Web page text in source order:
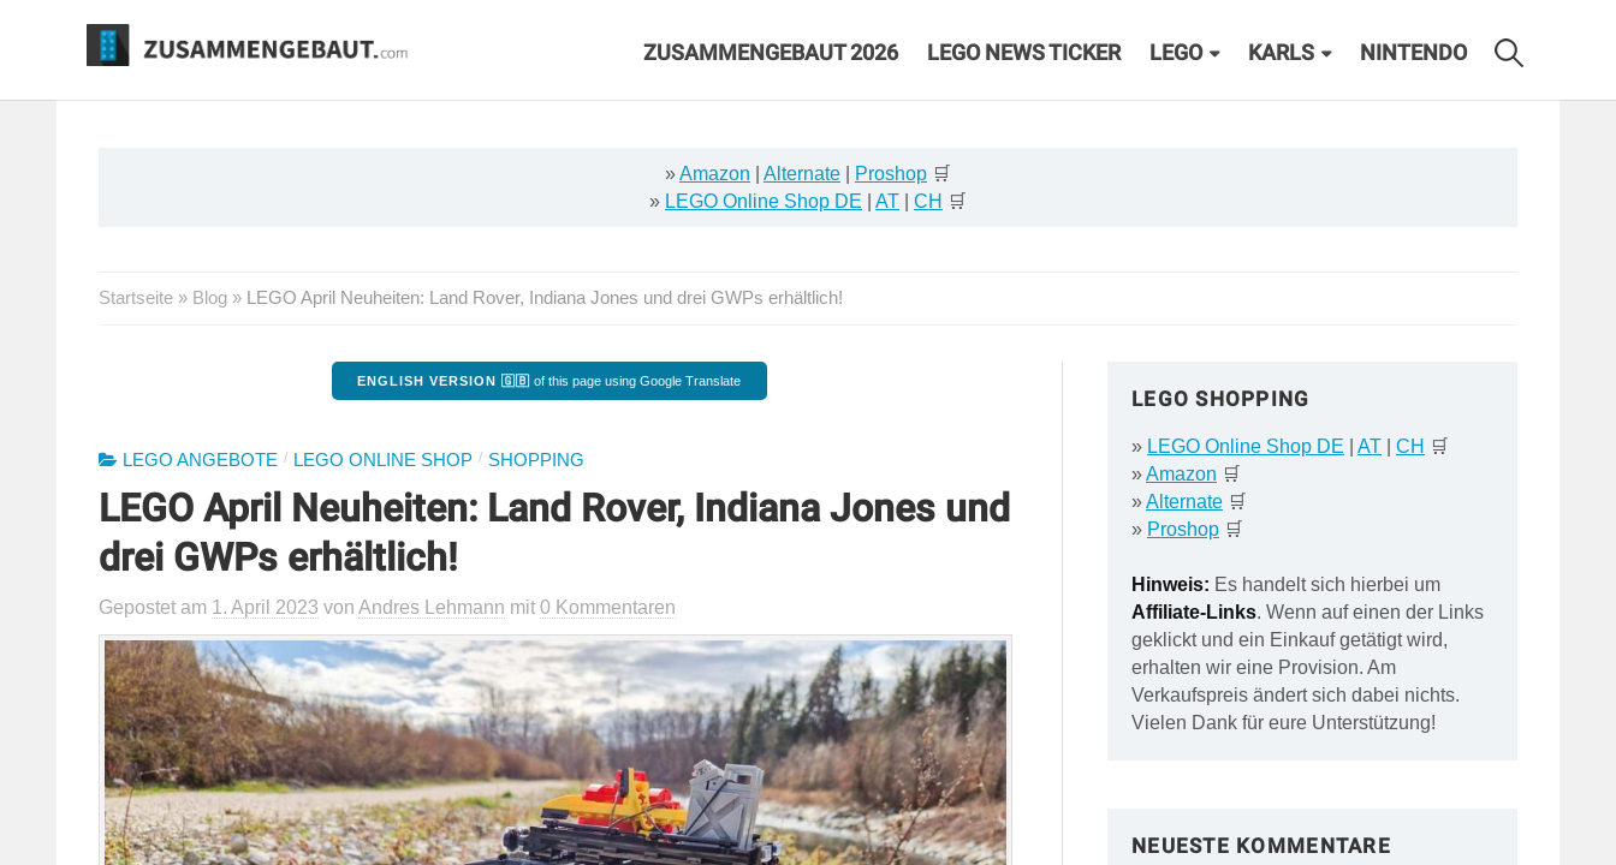
ZUSAMMENGEBAUT 2026 LEGO NEWS TICKER LEGO KARLS NINTENDO
»Amazon Alternate Proshop 🛒
» LEGO Online Shop DE AT CH 🛒
Startseite » Blog » LEGO April Neuheiten: Land Rover, Indiana Jones und drei GWPs erhältlich!
ENGLISH VERSION 🇬🇧 of this page using Google Translate
LEGO ANGEBOTE / LEGO ONLINE SHOP / SHOPPING
LEGO April Neuheiten: Land Rover, Indiana Jones und
drei GWPs erhältlich!
Gepostet am 1. April 2023 von Andres Lehmann mit 0 Kommentaren
LEGO SHOPPING
» LEGO Online Shop DE AT| CH 🛒
»Amazon 🛒
»Alternate🛒
» Proshop🛒
Hinweis: Es handelt sich hierbei um
Affiliate-Links. Wenn auf einen der Links
geklickt und ein Einkauf getätigt wird,
erhalten wir eine Provision. Am
Verkaufspreis ändert sich dabei nichts.
Vielen Dank für eure Unterstützung!
NEUESTE KOMMENTARE